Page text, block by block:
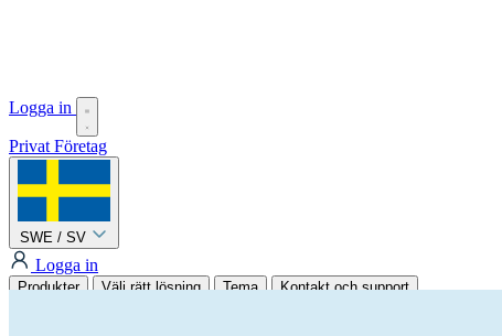
Logga in
Privat Företag
SWE / SV
Logga in
Produkter Välj rätt lösning Tema Kontakt och support